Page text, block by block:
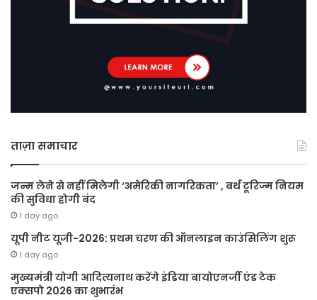
ताज़ा समाचार
जन्म लेने से नहीं मिलेगी ‘अमेरिकी नागरिकता’ , बर्थ टूरिज्म नियम
की सुविधा होगी बंद
1 day ago
यूपी नीट यूजी-2026: प्रथम चरण की ऑनलाइन काउंसिलिंग शुरू
1 day ago
मुख्यमंत्री योगी आदित्यनाथ करेंगे इंडिया बायोएनर्जी एंड टेक
एक्सपो 2026 का शुभारंभ